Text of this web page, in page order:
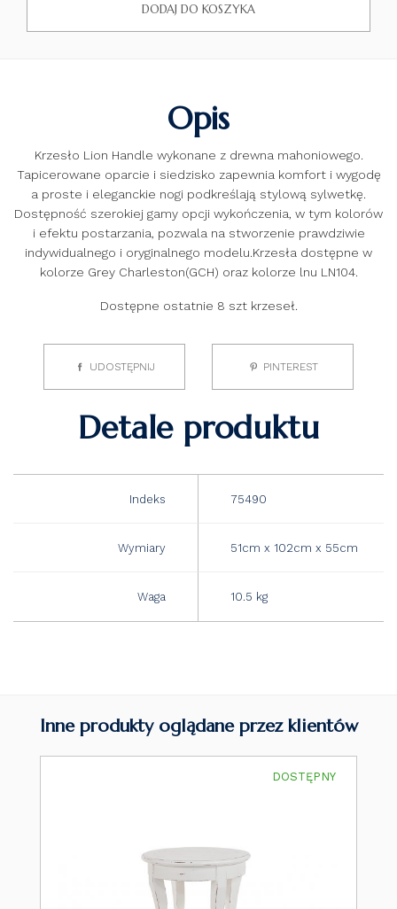
DODAJ DO KOSZYKA
Opis
Krzesło Lion Handle wykonane z drewna mahoniowego.
Tapicerowane oparcie i siedzisko zapewnia komfort i wygodę
a proste i eleganckie nogi podkreślają stylową sylwetkę.
Dostępność szerokiej gamy opcji wykończenia, w tym kolorów
i efektu postarzania, pozwala na stworzenie prawdziwie
indywidualnego i oryginalnego modelu.Krzesła dostępne w
kolorze Grey Charleston(GCH) oraz kolorze lnu LN104.
Dostępne ostatnie 8 szt krzeseł.
UDOSTĘPNIJ PINTEREST
Detale produktu
Indeks 75490
Wymiary 51cm x 102cm x 55cm
Waga 10.5 kg
Inne produkty oglądane przez klientów
DOSTĘPNY